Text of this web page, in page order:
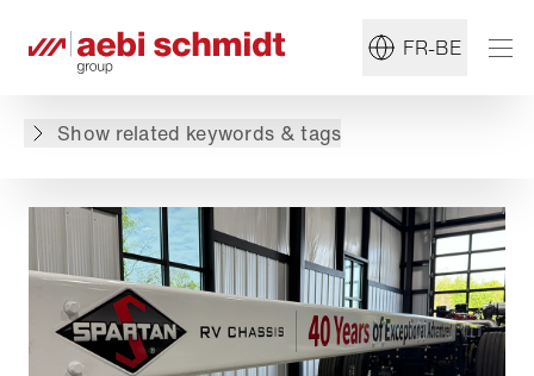
FR-BE
Show related keywords & tags
#Chassis